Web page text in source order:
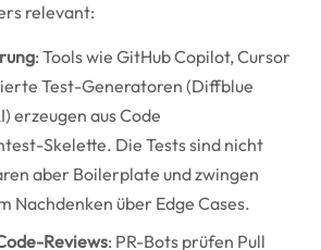
relevant:
: Tools wie GitHub Copilot, Cursor
Test-Generatoren (Diffblue
erzeugen aus Code
Skelette. Die Tests sind nicht
aber Boilerplate und zwingen
Nachdenken über Edge Cases.
Reviews: PR-Bots prüfen Pull